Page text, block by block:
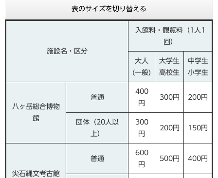
表のサイズを切り替える
施設名・区分
入館料・観覧料（1人1
回）
大人
(一般)
大学生
高校生
中学生
小学生
八ヶ岳総合博物
館
普通
400
円
300円 200円
団体（20人以
上）
300
円
200円 150円
尖石縄文考古館
普通
600
円
500円 400円